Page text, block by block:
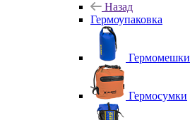
Назад
Гермоупаковка
Гермомешки
Гермосумки